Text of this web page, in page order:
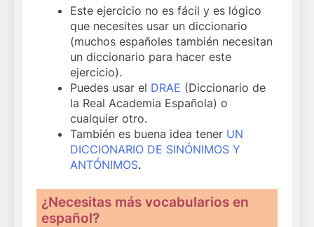
Este ejercicio no es fácil y es lógico
que necesites usar un diccionario
(muchos españoles también necesitan
un diccionario para hacer este
ejercicio).
Puedes usar el DRAE (Diccionario de
la Real Academia Española) o
cualquier otro.
También es buena idea tener UN
DICCIONARIO DE SINÓNIMOS Y
ANTÓNIMOS.
¿Necesitas más vocabularios en
español?